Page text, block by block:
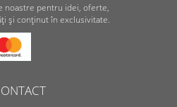
noastre pentru idei, oferte,
și conținut în exclusivitate.